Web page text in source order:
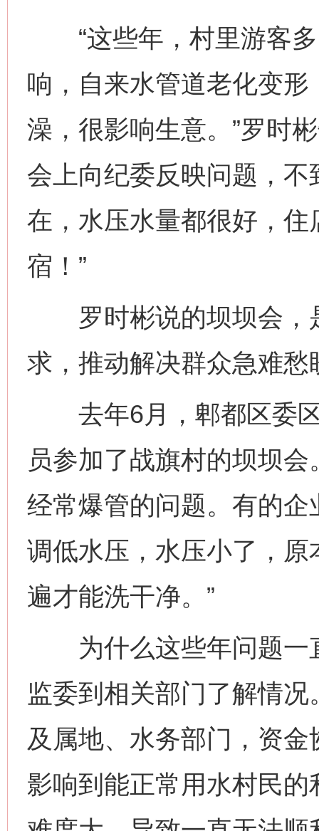
“这些年，村里游客多
响，自来水管道老化变
澡，很影响生意。”罗时
会上向纪委反映问题，
在，水压水量都很好，
宿！”
罗时彬说的坝坝会，
求，推动解决群众急难
去年6月，郫都区委区
员参加了战旗村的坝坝
经常爆管的问题。有的企
调低水压，水压小了，
遍才能洗干净。”
为什么这些年问题一
监委到相关部门了解情
及属地、水务部门，资
影响到能正常用水村民